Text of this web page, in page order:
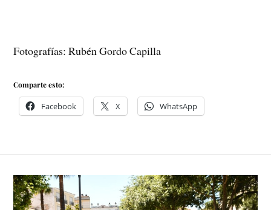
Fotografías: Rubén Gordo Capilla
Comparte esto:
Facebook X WhatsApp